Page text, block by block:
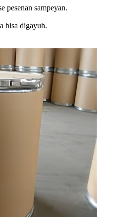
pesenan sampeyan.
bisa digayuh.